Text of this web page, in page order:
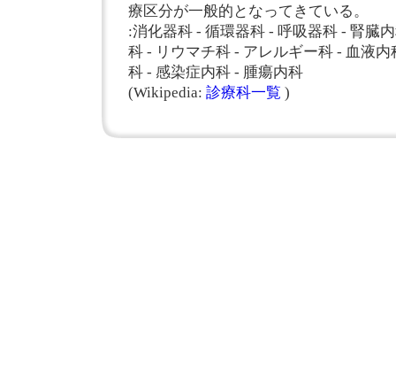
療区分が一般的となってきている。
:消化器科 - 循環器科 - 呼吸器科 - 腎臓
科 - リウマチ科 - アレルギー科 - 血液
科 - 感染症内科 - 腫瘍内科
(Wikipedia: 診療科一覧 )